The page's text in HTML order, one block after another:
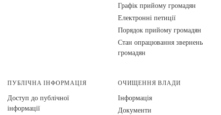
Графік прийому громадян
Електронні петиції
Порядок прийому громадян
Стан опрацювання звернень
громадян
ПУБЛІЧНА ІНФОРМАЦІЯ
Доступ до публічної
інформації
ОЧИЩЕННЯ ВЛАДИ
Інформація
Документи